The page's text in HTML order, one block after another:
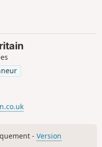
-Version